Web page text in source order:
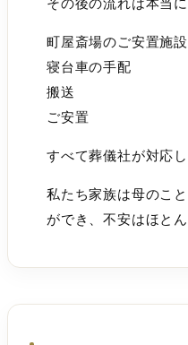
その後の流れは本当
町屋斎場のご安置施
寝台車の手配
搬送
ご安置
すべて葬儀社が対応
私たち家族は母のこ
ができ、不安はほと